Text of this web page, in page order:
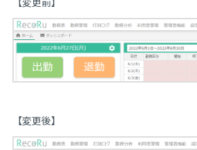
【変更前】
【変更後】